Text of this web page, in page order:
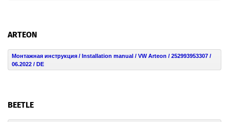
ARTEON
Монтажная инструкция / Installation manual / VW Arteon / 252993953307 /
06.2022 / DE
BEETLE